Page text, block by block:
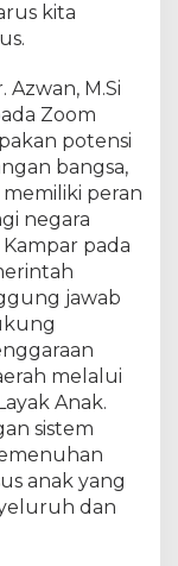
kita
M.Si
Zoom
potensi
bangsa,
peran
negara
pada
jawab
melalui
Anak.
sistem
anak yang
dan